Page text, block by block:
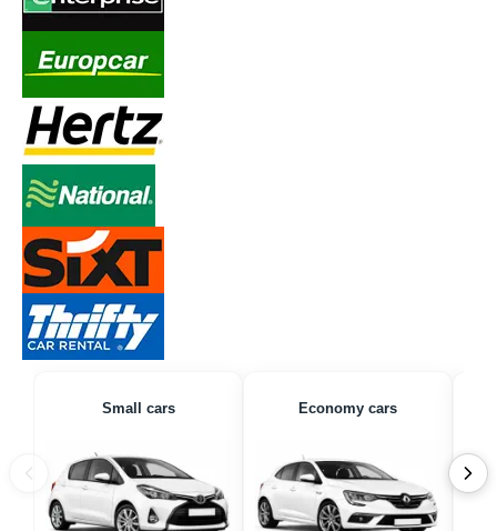
Small cars Economy cars